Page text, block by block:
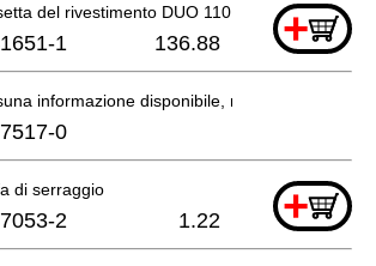
del rivestimento DUO 110 - Set +
1 136.88
informazione disponibile, non ordinabile
0
di serraggio +
2 1.22